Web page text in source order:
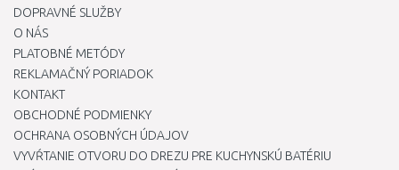
DOPRAVNÉ SLUŽBY
O NÁS
PLATOBNÉ METÓDY
REKLAMAČNÝ PORIADOK
KONTAKT
OBCHODNÉ PODMIENKY
OCHRANA OSOBNÝCH ÚDAJOV
VYVŔTANIE OTVORU DO DREZU PRE KUCHYNSKÚ BATÉRIU